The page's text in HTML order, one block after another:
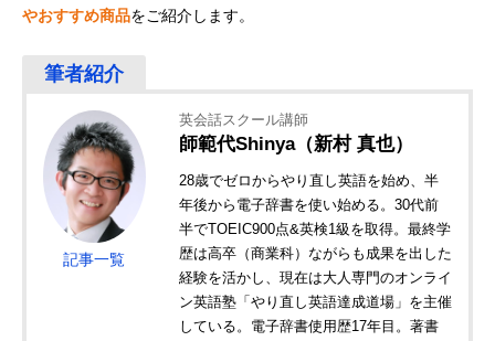
やおすすめ商品をご紹介します。
記事一覧
英会話スクール講師
師範代Shinya（新村 真也）
28歳でゼロからやり直し英語を始め、半
年後から電子辞書を使い始める。30代前
半でTOEIC900点&英検1級を取得。最終学
歴は高卒（商業科）ながらも成果を出した
経験を活かし、現在は大人専門のオンライ
ン英語塾「やり直し英語達成道場」を主催
している。電子辞書使用歴17年目。著書